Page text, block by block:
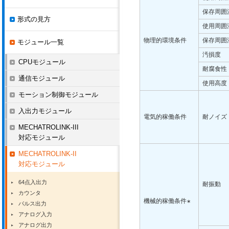
物理的環境条件
保存周囲
使用周囲
保存周囲
汚損度
耐腐食性
使用高度
電気的稼働条件 耐ノイズ
機械的稼働条件∗
耐振動
形式の見方
モジュール一覧
CPUモジュール
通信モジュール
モーション制御モジュール
入出力モジュール
MECHATROLINK-III
対応モジュール
MECHATROLINK-II
対応モジュール
64点入出力
カウンタ
パルス出力
アナログ入力
アナログ出力